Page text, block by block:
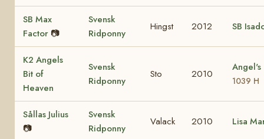
SB Max
Factor 📷
Svensk
Ridponny
Hingst 2012 SB
K2 Angels
Bit of
Heaven
Svensk
Ridponny
Sto 2010
1039 H
Sållas Julius
📷
Svensk
Ridponny
Valack 2010 Lisa